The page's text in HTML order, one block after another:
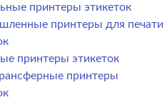
принтеры этикеток
принтеры для печати
принтеры этикеток
принтеры